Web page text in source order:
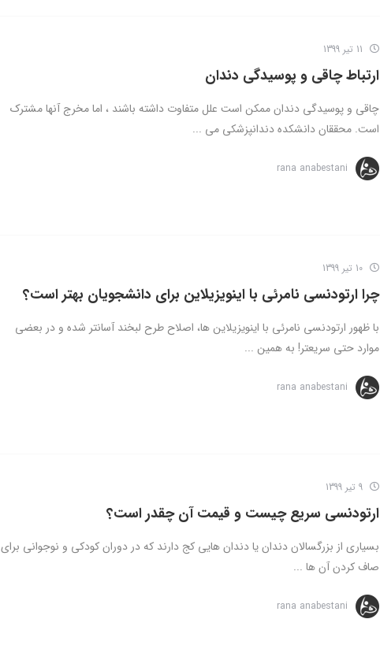
ارتباط چاقی و پوسیدگی دندان
چاقی و پوسیدگی دندان ممکن است علل متفاوت داشته باشند ، اما مخرج آنها مشترک
است. محققان دانشکده دندانپزشکی می ...
rana anabestani
چرا ارتودنسی نامرئی با اینویزیلاین برای دانشجویان بهتر است؟
با ظهور ارتودنسی نامرئی با اینویزیلاین ها، اصلاح طرح لبخند آسانتر شده و در بعضی
موارد حتی سریعتر! به همین ...
rana anabestani
ارتودنسی سریع چیست و قیمت آن چقدر است؟
بسیاری از بزرگسالان دندان یا دندان هایی کج دارند که در دوران کودکی و نوجوانی برای
صاف کردن آن ها ...
rana anabestani